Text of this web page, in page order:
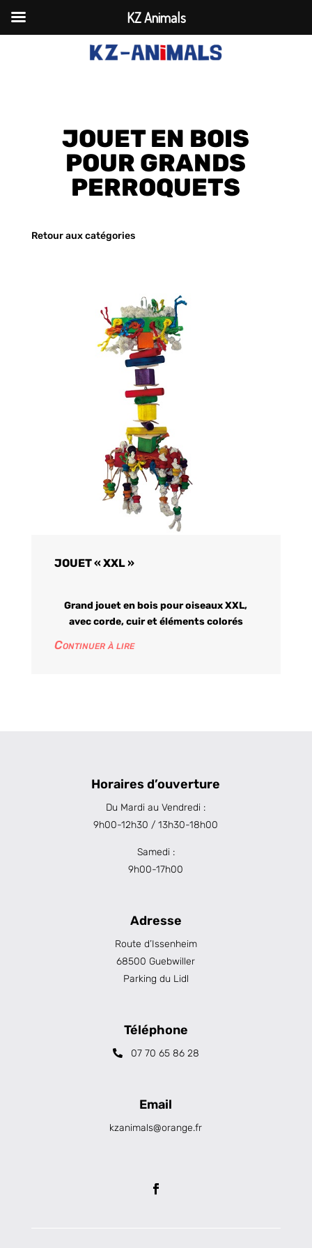
JOUET EN BOIS
POUR GRANDS
PERROQUETS
Retour aux catégories
JOUET « XXL »
Grand jouet en bois pour oiseaux XXL,
avec corde, cuir et éléments colorés
Continuer à lire
Horaires d’ouverture
Du Mardi au Vendredi :
9h00-12h30 / 13h30-18h00
Samedi :
9h00-17h00
Adresse
Route d’Issenheim
68500 Guebwiller
Parking du Lidl
Téléphone
07 70 65 86 28
Email
kzanimals@orange.fr
KZ Animals